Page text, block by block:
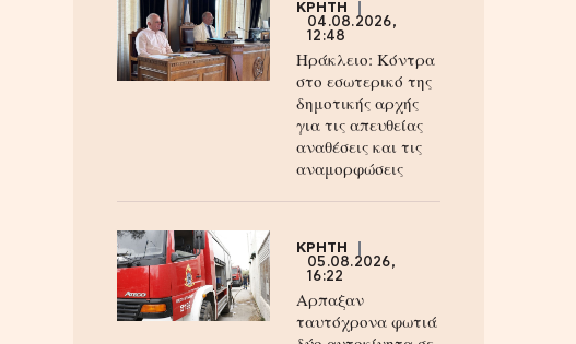
ΚΡΗΤΗ
04.08.2026,
12:48
Ηράκλειο: Κόντρα
στο εσωτερικό της
δημοτικής αρχής
για τις απευθείας
αναθέσεις και τις
αναμορφώσεις
ΚΡΗΤΗ
05.08.2026,
16:22
Αρπαξαν
ταυτόχρονα φωτιά